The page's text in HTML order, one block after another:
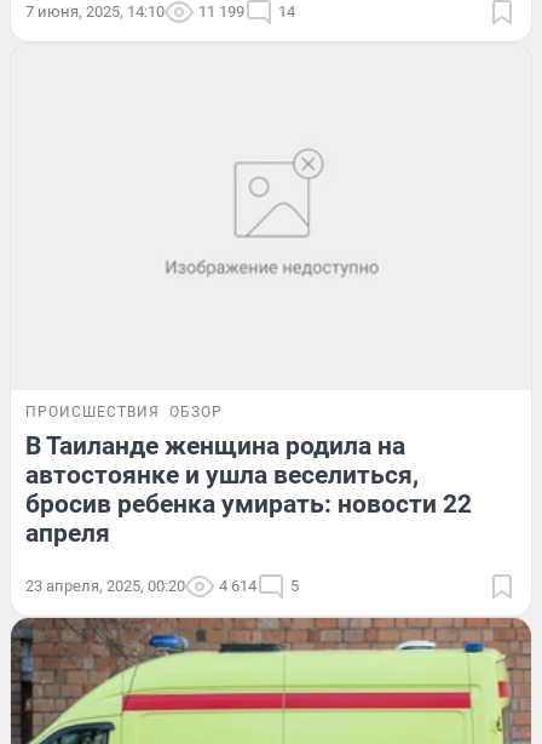
7 июня, 2025, 14:10 11 199 14
ПРОИСШЕСТВИЯ ОБЗОР
В Таиланде женщина родила на
автостоянке и ушла веселиться,
бросив ребенка умирать: новости 22
апреля
23 апреля, 2025, 00:20 4 614 5